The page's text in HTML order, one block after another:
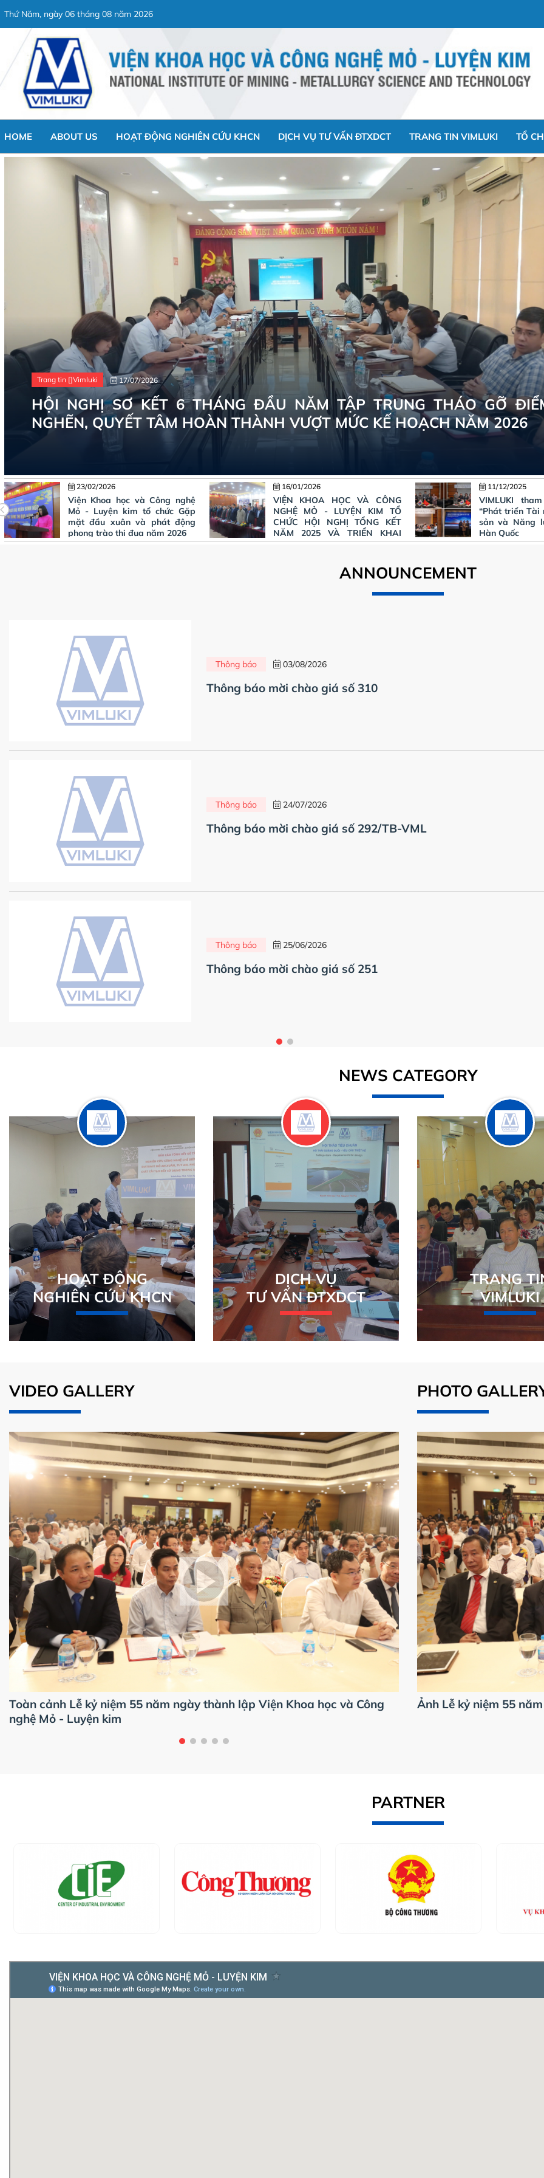
Thứ Năm, ngày 06 tháng 08 năm 2026
HOME ABOUT US HOẠT ĐỘNG NGHIÊN CỨU KHCN DỊCH VỤ TƯ VẤN ĐTXDCT TRANG TIN VIMLUKI TỔ
Trang tin []Vimluki 17/07/2026
HỘI NGHỊ SƠ KẾT 6 THÁNG ĐẦU NĂM TẬP TRUNG THÁO GỠ ĐIỂM
NGHẼN, QUYẾT TÂM HOÀN THÀNH VƯỢT MỨC KẾ HOẠCH NĂM 2026
16/01/2026
VIỆN KHOA HỌC VÀ CÔNG
NGHỆ MỎ - LUYỆN KIM TỔ
CHỨC HỘI NGHỊ TỔNG KẾT
NĂM 2025 VÀ TRIỂN KHAI
NHIỆM VỤ NĂM 2026
11/12/2025
VIMLUKI tham dự Hội thảo
“Phát triển Tài nguyên Khoáng
sản và Năng lượng 2025” tại
Hàn Quốc
06/12/2025
Kỷ niệm 40
lập Công ty
Luyện kim
(05/12/1985
“Hành trình
ANNOUNCEMENT
Thông báo 03/08/2026
Thông báo mời chào giá số 310
Thông báo 24/07/2026
Thông báo mời chào giá số 292/TB-VML
Thông báo 25/06/2026
Thông báo mời chào giá số 251
NEWS CATEGORY
HOẠT ĐỘNG
NGHIÊN CỨU KHCN
DỊCH VỤ
TƯ VẤN ĐTXDCT
TRANG
VIMLUKI
VIDEO GALLERY
Toàn cảnh Lễ kỷ niệm 55 năm ngày thành lập Viện Khoa học và Công
nghệ Mỏ - Luyện kim
Phóng sự: 55 năm
PHOTO
Ảnh Lễ kỷ niệm 55 năm
PARTNER